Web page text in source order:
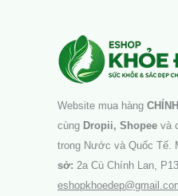
Website mua hàng
cùng Dropii, Shopee và
trong Nước và Quốc Tế.
sở: 2a Cù Chính Lan,